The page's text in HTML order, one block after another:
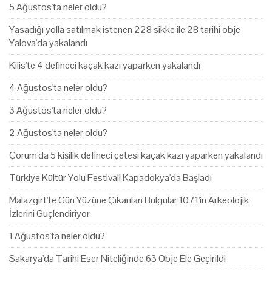
5 Ağustos'ta neler oldu?
Yasadığı yolla satılmak istenen 228 sikke ile 28 tarihi obje
Yalova'da yakalandı
Kilis'te 4 defineci kaçak kazı yaparken yakalandı
4 Ağustos'ta neler oldu?
3 Ağustos'ta neler oldu?
2 Ağustos'ta neler oldu?
Çorum'da 5 kişilik defineci çetesi kaçak kazı yaparken yakalandı
Türkiye Kültür Yolu Festivali Kapadokya'da Başladı
Malazgirt'te Gün Yüzüne Çıkarılan Bulgular 1071'in Arkeolojik
İzlerini Güçlendiriyor
1 Ağustos'ta neler oldu?
Sakarya'da Tarihi Eser Niteliğinde 63 Obje Ele Geçirildi